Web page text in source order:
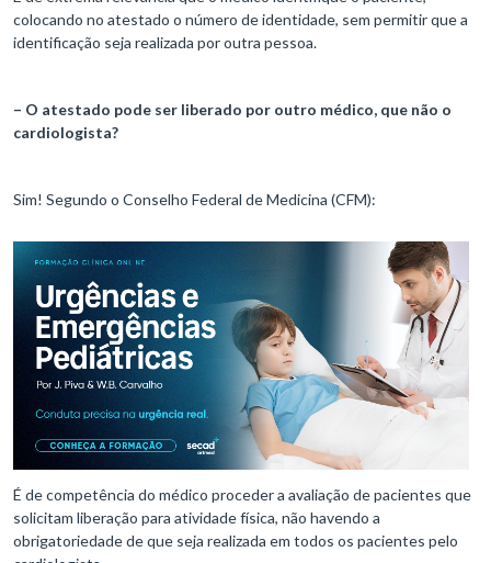
colocando no atestado o número de identidade, sem permitir que a
identificação seja realizada por outra pessoa.
– O atestado pode ser liberado por outro médico, que não o
cardiologista?
Sim! Segundo o Conselho Federal de Medicina (CFM):
É de competência do médico proceder a avaliação de pacientes que
solicitam liberação para atividade física, não havendo a
obrigatoriedade de que seja realizada em todos os pacientes pelo